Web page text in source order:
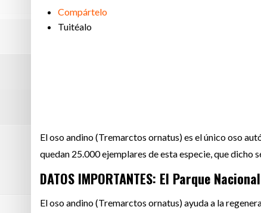
Compártelo
Tuitéalo
El oso andino (Tremarctos ornatus) es el único oso
quedan 25.000 ejemplares de esta especie, que dicho
DATOS IMPORTANTES: El Parque
El oso andino (Tremarctos ornatus) ayuda a la